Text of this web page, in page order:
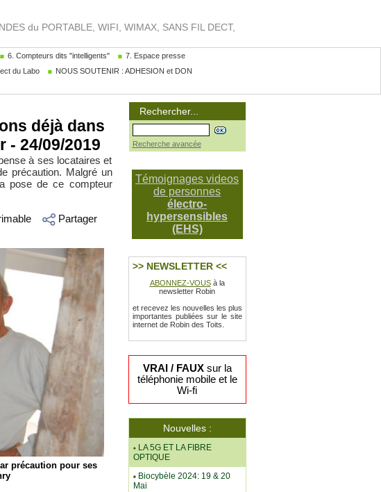
du PORTABLE, WIFI, WIMAX, SANS FIL DECT,
6. Compteurs dits "intelligents"
7. Espace presse
du Labo
NOUS SOUTENIR : ADHESION et DON
déjà dans
- 24/09/2019
à ses locataires et
précaution. Malgré un
pose de ce compteur
Partager
précaution pour ses
Rechercher...
Recherche avancée
Témoignages videos
de personnes
électro-
hypersensibles
(EHS)
>> NEWSLETTER <<
ABONNEZ-VOUSà la
newsletter Robin
et recevez les nouvelles les plus
importantes publiées sur le site
internet de Robin des Toits.
VRAI / FAUXsur la
téléphonie mobile et le
Wi-fi
Nouvelles :
LA 5G ET LA FIBRE
OPTIQUE
Biocybèle 2024: 19 & 20
Mai